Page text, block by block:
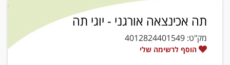
תה אכינצאה אורגני - יוגי תה
מק"ט: 4012824401549
הוסף לרשימה שלי